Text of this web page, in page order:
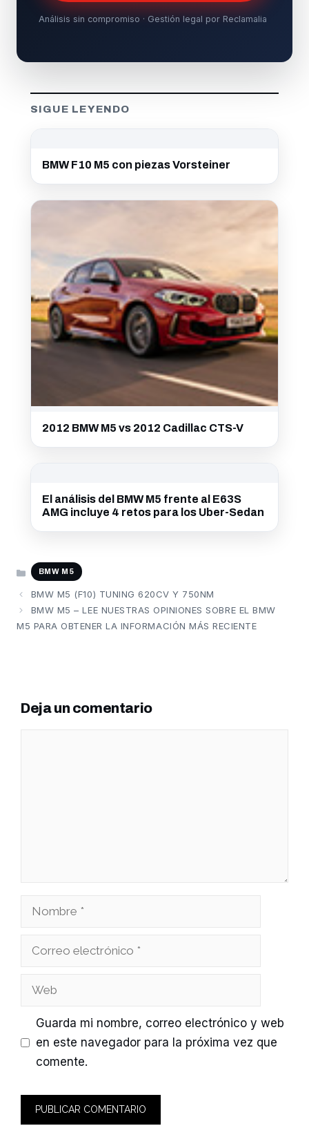
Análisis sin compromiso · Gestión legal por Reclamalia
SIGUE LEYENDO
BMW F10 M5 con piezas Vorsteiner
2012 BMW M5 vs 2012 Cadillac CTS-V
El análisis del BMW M5 frente al E63S
AMG incluye 4 retos para los Uber-Sedan
CATEGORÍAS
BMW M5
BMW M5 (F10) TUNING 620CV Y 750NM
BMW M5 – LEE NUESTRAS OPINIONES SOBRE EL BMW
M5 PARA OBTENER LA INFORMACIÓN MÁS RECIENTE
Deja un comentario
Nombre
Correo
Web
Guarda mi nombre, correo electrónico y web
en este navegador para la próxima vez que
comente.